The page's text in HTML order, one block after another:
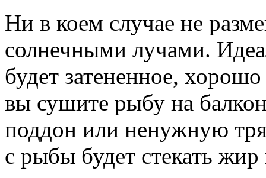
Ни в коем случае не
солнечными лучами.
будет затененное,
вы сушите рыбу на
поддон или ненужную
с рыбы будет стекать жир